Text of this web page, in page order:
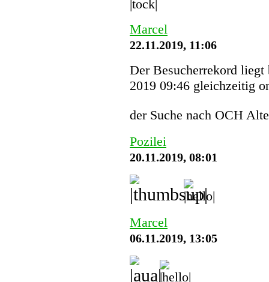
Marcel
22.11.2019, 11:06
Der Besucherrekord
2019 09:46 gleichzeitig
der Suche nach OCH
Pozilei
20.11.2019, 08:01
Marcel
06.11.2019, 13:05